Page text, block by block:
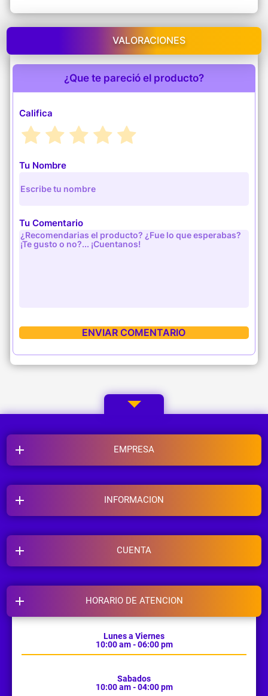
VALORACIONES
¿Que te pareció el producto?
Califica
Tu Nombre
Tu Comentario
EMPRESA
INFORMACION
HORARIO DE ATENCION
Lunes a Viernes
10:00 am - 06:00 pm
Sabados
10:00 am - 04:00 pm
CUENTA